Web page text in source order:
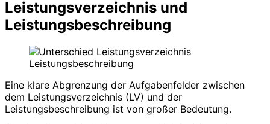
Leistungsverzeichnis und
Leistungsbeschreibung
Eine klare Abgrenzung der Aufgabenfelder zwischen
dem Leistungsverzeichnis (LV) und der
Leistungsbeschreibung ist von großer Bedeutung.